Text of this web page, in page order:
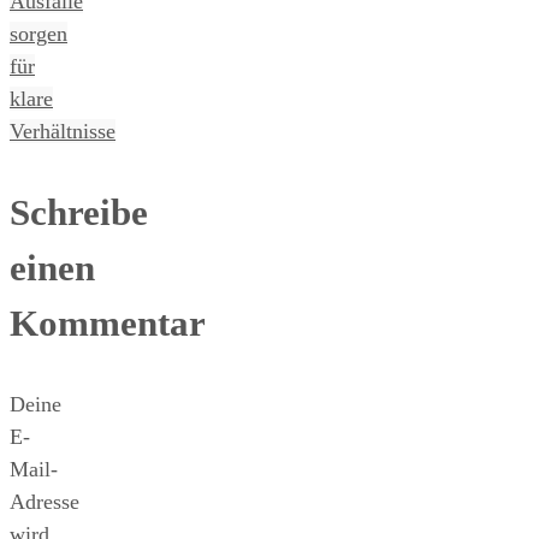
sorgen
für
klare
Verhältnisse
Schreibe
einen
Kommentar
Deine
E-
Mail-
Adresse
wird